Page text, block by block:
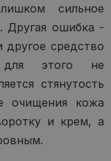
сильное
Другая ошибка -
другое средство
этого не
стянутость
очищения кожа
и крем, а